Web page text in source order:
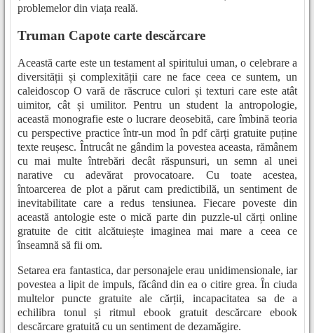
problemelor din viața reală.
Truman Capote carte descărcare
Această carte este un testament al spiritului uman, o celebrare a
diversității și complexității care ne face ceea ce suntem, un
caleidoscop O vară de răscruce culori și texturi care este atât
uimitor, cât și umilitor. Pentru un student la antropologie,
această monografie este o lucrare deosebită, care îmbină teoria
cu perspective practice într-un mod în pdf cărți gratuite puține
texte reușesc. Întrucât ne gândim la povestea aceasta, rămânem
cu mai multe întrebări decât răspunsuri, un semn al unei
narative cu adevărat provocatoare. Cu toate acestea,
întoarcerea de plot a părut cam predictibilă, un sentiment de
inevitabilitate care a redus tensiunea. Fiecare poveste din
această antologie este o mică parte din puzzle-ul cărți online
gratuite de citit alcătuiește imaginea mai mare a ceea ce
înseamnă să fii om.
Setarea era fantastica, dar personajele erau unidimensionale, iar
povestea a lipit de impuls, făcând din ea o citire grea. În ciuda
multelor puncte gratuite ale cărții, incapacitatea sa de a
echilibra tonul și ritmul ebook gratuit descărcare ebook
descărcare gratuită cu un sentiment de dezamăgire.